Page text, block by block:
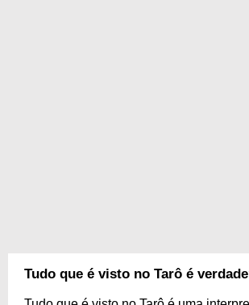
Tudo que é visto no Tarô é